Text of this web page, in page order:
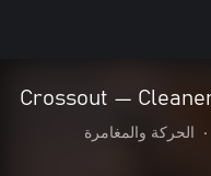
Crossout —
• الحركة والمغامرة